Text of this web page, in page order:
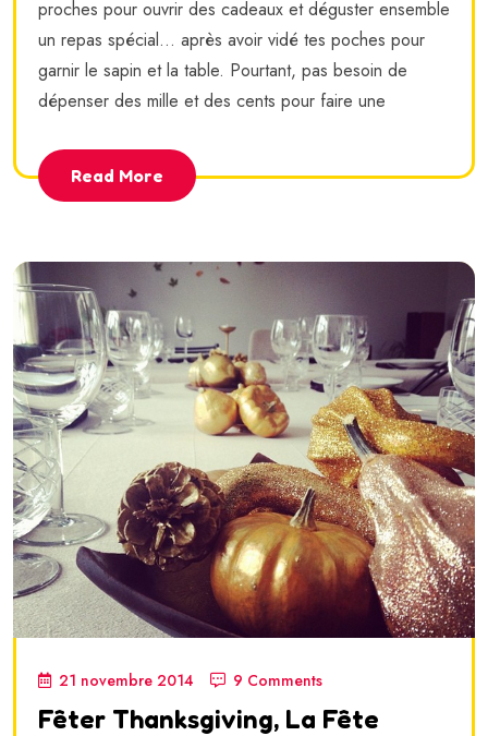
proches pour ouvrir des cadeaux et déguster ensemble
un repas spécial... après avoir vidé tes poches pour
garnir le sapin et la table. Pourtant, pas besoin de
dépenser des mille et des cents pour faire une
Read More
21 novembre 2014 9 Comments
Fêter Thanksgiving, La Fête